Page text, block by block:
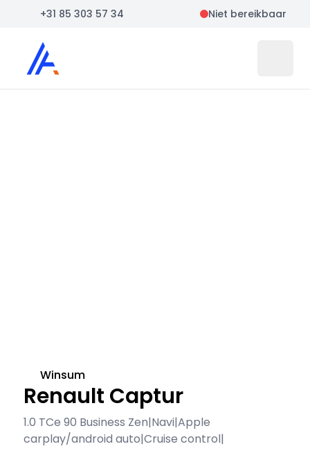
+31 85 303 57 34 Niet bereikbaar
Auto Atlas
Renault Captur
1.0 TCe 90 Business Zen|Navi|Apple
carplay/android auto|Cruise control|
Winsum